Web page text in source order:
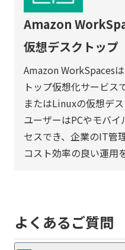
Amazon
仮想デスクトップ
Amazon WorkSpaces
トップ仮想化サービス
またはLinuxの仮想デ
ユーザーはPCやモバ
セスでき、企業のIT管
コスト効率の良い運用
よくあるご質問